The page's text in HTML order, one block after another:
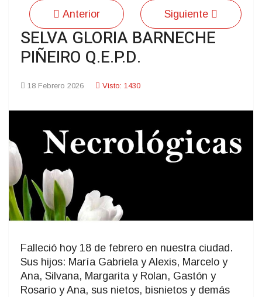
Anterior Siguiente
SELVA GLORIA BARNECHE
PIÑEIRO Q.E.P.D.
18 Febrero 2026 Visto: 1430
Falleció hoy 18 de febrero en nuestra ciudad.
Sus hijos: María Gabriela y Alexis, Marcelo y
Ana, Silvana, Margarita y Rolan, Gastón y
Rosario y Ana, sus nietos, bisnietos y demás